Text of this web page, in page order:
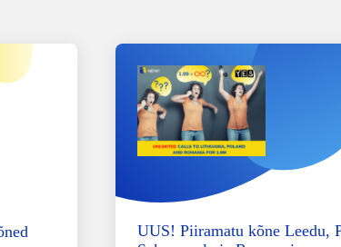
UUS! Piiramatu kõne Leedu,